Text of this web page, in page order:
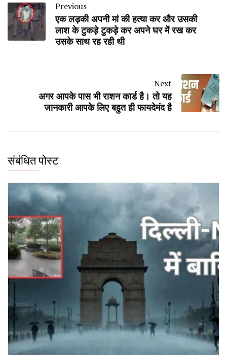
Previous
एक लड़की अपनी मां की हत्या कर और उसकी
लाश के टुकड़े टुकड़े कर अपने घर में रख कर
उसके साथ रह रही थी
Next
अगर आपके पास भी राशन कार्ड है। तो यह
जानकारी आपके लिए बहुत ही फायदेमंद है
संबंधित पोस्ट